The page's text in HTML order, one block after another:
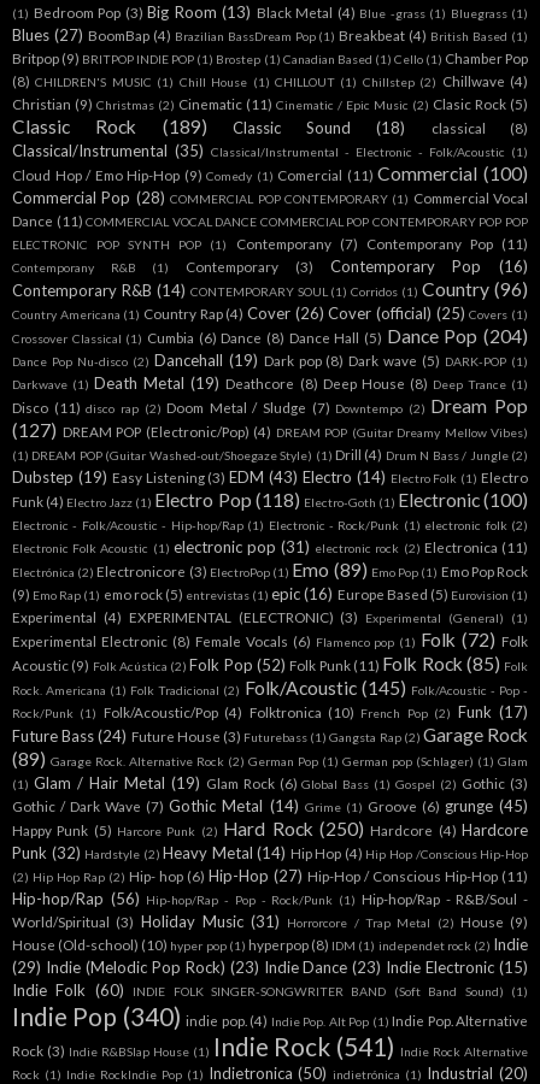
(1) Bedroom Pop (3) Big Room (13) Black Metal (4) Blue -grass (1) Bluegrass (1)
Blues (27) BoomBap (4) Brazilian BassDream Pop (1) Breakbeat (4) British Based (1)
Britpop (9) BRITPOP INDIE POP (1) Brostep (1) Canadian Based (1) Cello (1) Chamber Pop
(8) CHILDREN'S MUSIC (1) Chill House (1) CHILLOUT (1) Chillstep (2) Chillwave (4)
Christian (9) Christmas (2) Cinematic (11) Cinematic / Epic Music (2) Clasic Rock (5)
Classic Rock (189) Classic Sound (18) classical (8)
Classical/Instrumental (35) Classical/Instrumental - Electronic - Folk/Acoustic (1)
Cloud Hop / Emo Hip-Hop (9) Comedy (1) Comercial (11) Commercial (100)
Commercial Pop (28) COMMERCIAL POP CONTEMPORARY (1) Commercial Vocal
Dance (11) COMMERCIAL VOCAL DANCE COMMERCIAL POP CONTEMPORARY POP POP
ELECTRONIC POP SYNTH POP
(1) Contemporany (7) Contemporany Pop (11)
Contemporany R&B (1) Contemporary (3) Contemporary Pop
(16)
Contemporary R&B (14) CONTEMPORARY SOUL (1) Corridos (1) Country (96)
Country Americana (1) Country Rap (4) Cover (26) Cover (official) (25) Covers (1)
Crossover Classical (1) Cumbia (6) Dance (8) Dance Hall (5) Dance Pop (204)
Dance Pop Nu-disco (2) Dancehall (19) Dark pop (8) Dark wave (5) DARK-POP (1)
Darkwave (1) Death Metal (19) Deathcore (8) Deep House (8) Deep Trance (1)
Disco (11) disco rap (2) Doom Metal / Sludge (7) Downtempo (2) Dream Pop
(127) DREAM POP (Electronic/Pop) (4) DREAM POP (Guitar Dreamy Mellow Vibes)
(1) DREAM POP (Guitar Washed-out/Shoegaze Style) (1) Drill (4) Drum N Bass / Jungle (2)
Dubstep (19) Easy Listening (3) EDM (43) Electro (14) Electro Folk (1) Electro
Funk (4) Electro Jazz (1) Electro Pop (118) Electro-Goth (1) Electronic(100)
Electronic - Folk/Acoustic - Hip-hop/Rap (1) Electronic - Rock/Punk (1) electronic folk (2)
Electronic Folk Acoustic (1) electronic pop (31) electronic rock (2) Electronica (11)
Electrónica (2) Electronicore (3) ElectroPop (1) Emo (89) Emo Pop (1) Emo Pop Rock
(9) Emo Rap (1) emo rock (5) entrevistas (1) epic (16) Europe Based (5) Eurovision (1)
Experimental (4) EXPERIMENTAL (ELECTRONIC) (3) Experimental (General) (1)
Experimental Electronic (8) Female Vocals (6) Flamenco pop (1) Folk (72) Folk
Acoustic (9) Folk Acústica (2) Folk Pop (52) Folk Punk (11) Folk Rock (85) Folk
Rock. Americana (1) Folk Tradicional (2) Folk/Acoustic (145) Folk/Acoustic - Pop -
Rock/Punk (1) Folk/Acoustic/Pop (4) Folktronica (10) French Pop (2) Funk (17)
Future Bass (24) Future House (3) Futurebass (1) Gangsta Rap (2) Garage Rock
(89) Garage Rock. Alternative Rock (2) German Pop (1) German pop (Schlager) (1) Glam
(1) Glam / Hair Metal (19) Glam Rock (6) Global Bass (1) Gospel (2) Gothic (3)
Gothic / Dark Wave (7) Gothic Metal (14) Grime (1) Groove (6) grunge (45)
Happy Punk (5) Harcore Punk (2) Hard Rock (250) Hardcore (4) Hardcore
Punk (32) Hardstyle (2) Heavy Metal (14) Hip Hop (4) Hip Hop /Conscious Hip-Hop
(2) Hip Hop Rap (2) Hip- hop (6) Hip-Hop (27) Hip-Hop / Conscious Hip-Hop (11)
Hip-hop/Rap (56) Hip-hop/Rap - Pop - Rock/Punk (1) Hip-hop/Rap - R&B/Soul -
World/Spiritual (3) Holiday Music (31) Horrorcore / Trap Metal (2) House (9)
House (Old-school) (10) hyper pop (1) hyperpop (8) IDM (1) independet rock (2) Indie
(29) Indie (Melodic Pop Rock) (23) Indie Dance (23) Indie Electronic (15)
Indie Folk (60) INDIE FOLK SINGER-SONGWRITER BAND (Soft Band Sound) (1)
Indie Pop (340) indie pop. (4) Indie Pop. Alt Pop (1) Indie Pop. Alternative
Rock (3) Indie R&BSlap House (1) Indie Rock (541) Indie Rock Alternative
Rock (1) Indie RockIndie Pop (1) Indietronica (50) indietrónica (1) Industrial (20)